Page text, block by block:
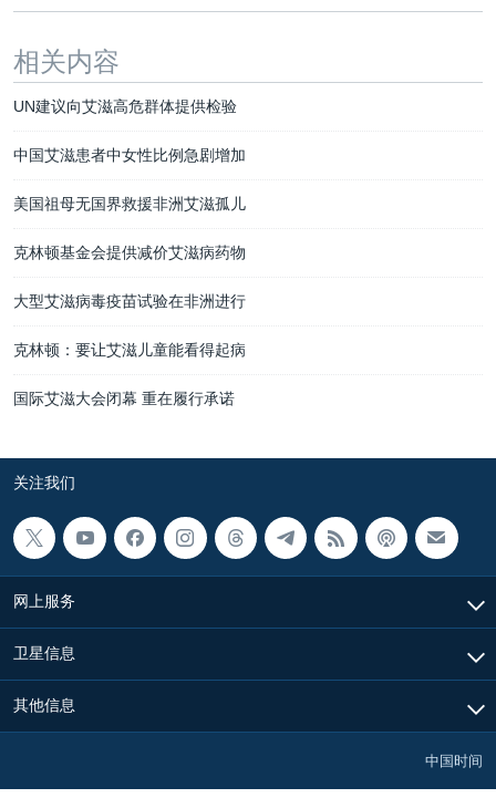
相关内容
UN建议向艾滋高危群体提供检验
中国艾滋患者中女性比例急剧增加
美国祖母无国界救援非洲艾滋孤儿
克林顿基金会提供减价艾滋病药物
大型艾滋病毒疫苗试验在非洲进行
克林顿：要让艾滋儿童能看得起病
国际艾滋大会闭幕 重在履行承诺
关注我们
网上服务
卫星信息
其他信息
中国时间